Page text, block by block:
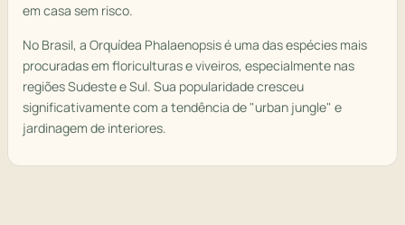
em casa sem risco.
No Brasil, a Orquídea Phalaenopsis é uma das espécies mais
procuradas em floriculturas e viveiros, especialmente nas
regiões Sudeste e Sul. Sua popularidade cresceu
significativamente com a tendência de "urban jungle" e
jardinagem de interiores.